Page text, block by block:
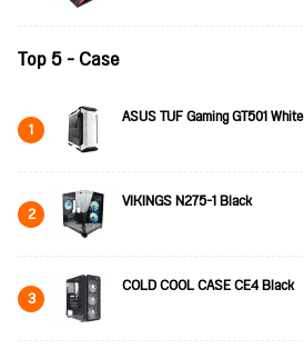
Top 5 - Case
1 ASUS TUF Gaming GT501 White
2 VIKINGS N275-1 Black
3 COLD COOL CASE CE4 Black